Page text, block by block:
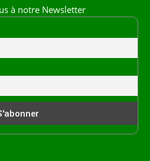
à notre Newsletter